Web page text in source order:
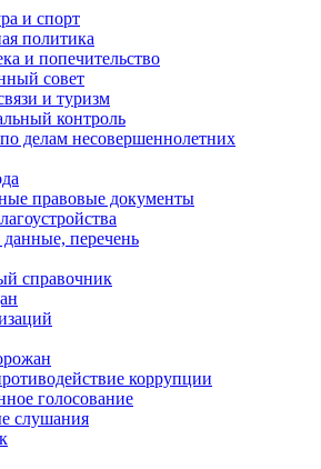
и спорт
политика
и попечительство
совет
и туризм
контроль
делам несовершеннолетних
правовые документы
перечень
справочник
коррупции
голосование
слушания